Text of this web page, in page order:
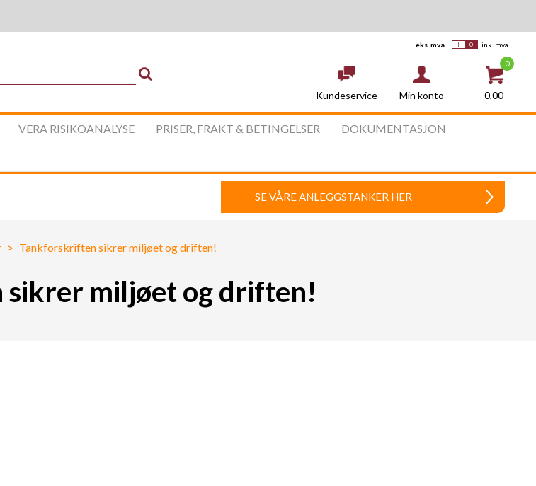
eks. mva. ink. mva.
0,00
0
Min konto
Kundeservice
VERA RISIKOANALYSE PRISER, FRAKT & BETINGELSER DOKUMENTASJON
SE VÅRE ANLEGGSTANKER HER
> Tankforskriften sikrer miljøet og driften!
miljøet og driften!